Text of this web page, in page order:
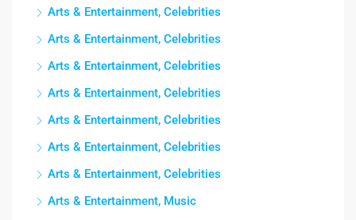
Arts & Entertainment, Celebrities
Arts & Entertainment, Celebrities
Arts & Entertainment, Celebrities
Arts & Entertainment, Celebrities
Arts & Entertainment, Celebrities
Arts & Entertainment, Celebrities
Arts & Entertainment, Celebrities
Arts & Entertainment, Music